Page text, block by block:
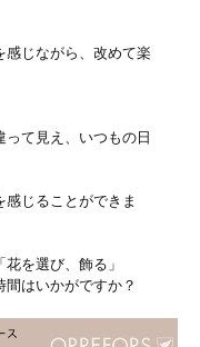
感じながら、改めて楽
て見え、いつもの日
じることができま
を選び、飾る」
はいかがですか？